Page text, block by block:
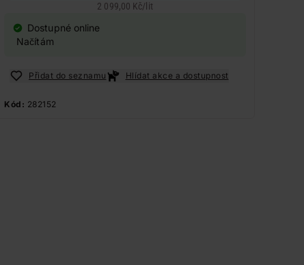
2 099,00 Kč/ lit
Dostupné online
Načítám
Přidat do seznamu Hlídat akce a dostupnost
Kód: 282152